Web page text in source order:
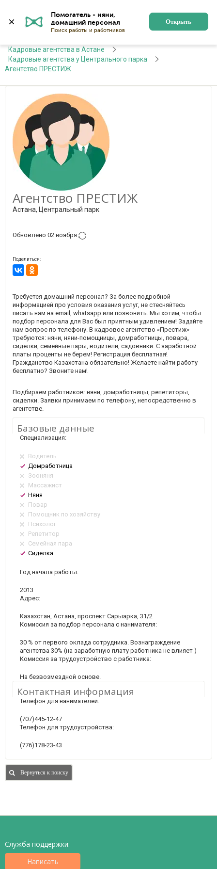
Помогатель - няни,
Поиск работы и работников
Открыть
Алматы Регистрация
Кадровые агентства в Астане
Кадровые агентства у Центрального парка
Агентство ПРЕСТИЖ
Агентство ПРЕСТИЖ
Астана, Центральный парк
Обновлено 02 ноября
Поделиться:
Требуется домашний персонал? За более подробной
информацией про условия оказания услуг, не стесняйтесь
писать нам на email, whatsapp или позвонить. Мы хотим, чтобы
подбор персонала для Вас был приятным удивлением! Задайте
нам вопрос по телефону. В кадровое агентство «Престиж»
требуются: няни, няни-помощницы, домработницы, повара,
сиделки, семейные пары, водители, садовники. С заработной
платы проценты не берем! Регистрация бесплатная!
Гражданство Казахстана обязательно! Желаете найти работу
бесплатно? Звоните нам!
Подбираем работников: няни, домработницы, репетиторы,
сиделки. Заявки принимаем по телефону, непосредственно в
агентстве.
Базовые данные
Специализация:
Водитель
Домработница
Зооняня
Массажист
Няня
Повар
Помощник по хозяйству
Психолог
Репетитор
Семейная пара
Сиделка
Год начала работы:
2013
Адрес:
Казахстан, Астана, проспект Сарыарка, 31/2
Комиссия за подбор персонала с нанимателя:
30 % от первого оклада сотрудника. Вознаграждение
агентства 30% (на заработную плату работника не влияет )
Комиссия за трудоустройство с работника:
На безвозмездной основе.
Контактная информация
Телефон для нанимателей:
(707)445-12-47
Телефон для трудоустройства:
(776)178-23-43
Вернуться к поиску
Служба поддержки:
Написать